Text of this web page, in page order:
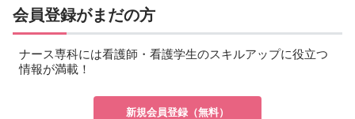
会員登録がまだの方
ナース専科には看護師・看護学生のスキルアップに役立つ
情報が満載！
新規会員登録（無料）